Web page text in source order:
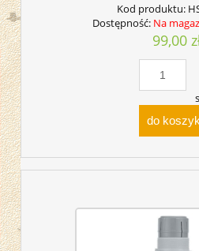
Kod produktu:
Dostępność: Na
99,00
do